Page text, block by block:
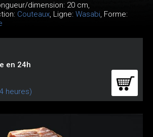
dimension: 20 cm,
Couteaux, Ligne: Wasabi, Forme:
en 24h
heures)